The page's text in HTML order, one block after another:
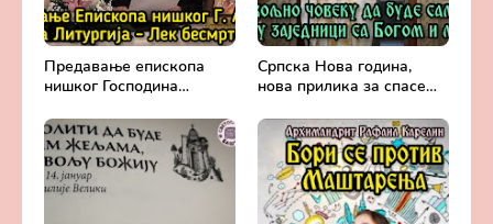
Предавање епископа
нишког Господина
Литургија, лек
бесмртности -
Православље и
медицина
Српска Нова година,
нова прилика за спасење
Богом - Протојереј
Милош Костић